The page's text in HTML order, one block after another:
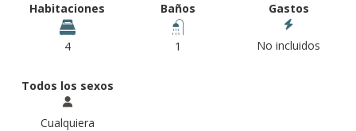
Habitaciones
4
Baños
1
Gastos
No incluidos
Todos los sexos
Cualquiera